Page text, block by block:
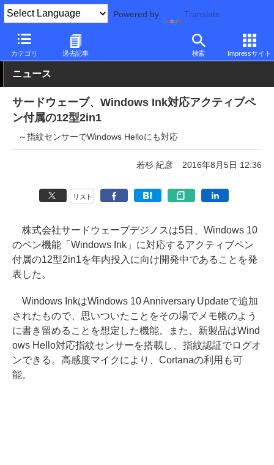
Powered by Translate
カテゴリ 過去記事 検索 Impressサイト
PC Watch パソコン/タブレット/スマートフォン ドスパラ
ニュース
サードウェーブ、Windows Ink対応アクティブペ
ン付属の12型2in1
～指紋センサーでWindows Helloにも対応
若杉 紀彦 2016年8月5日 12:36
リスト
株式会社サードウェーブデジノスは5日、Windows 10
のペン機能「Windows Ink」に対応するアクティブペン
付属の12型2in1を年内投入に向け開発中であることを発
表した。
Windows InkはWindows 10 Anniversary Updateで追加
されたもので、思いついたことをその場でメモ帳のよう
に書き留めることを想定した機能。また、新製品はWind
ows Hello対応指紋センサーを搭載し、指紋認証でログオ
ンできる。高感度マイクにより、Cortanaの利用も可
能。